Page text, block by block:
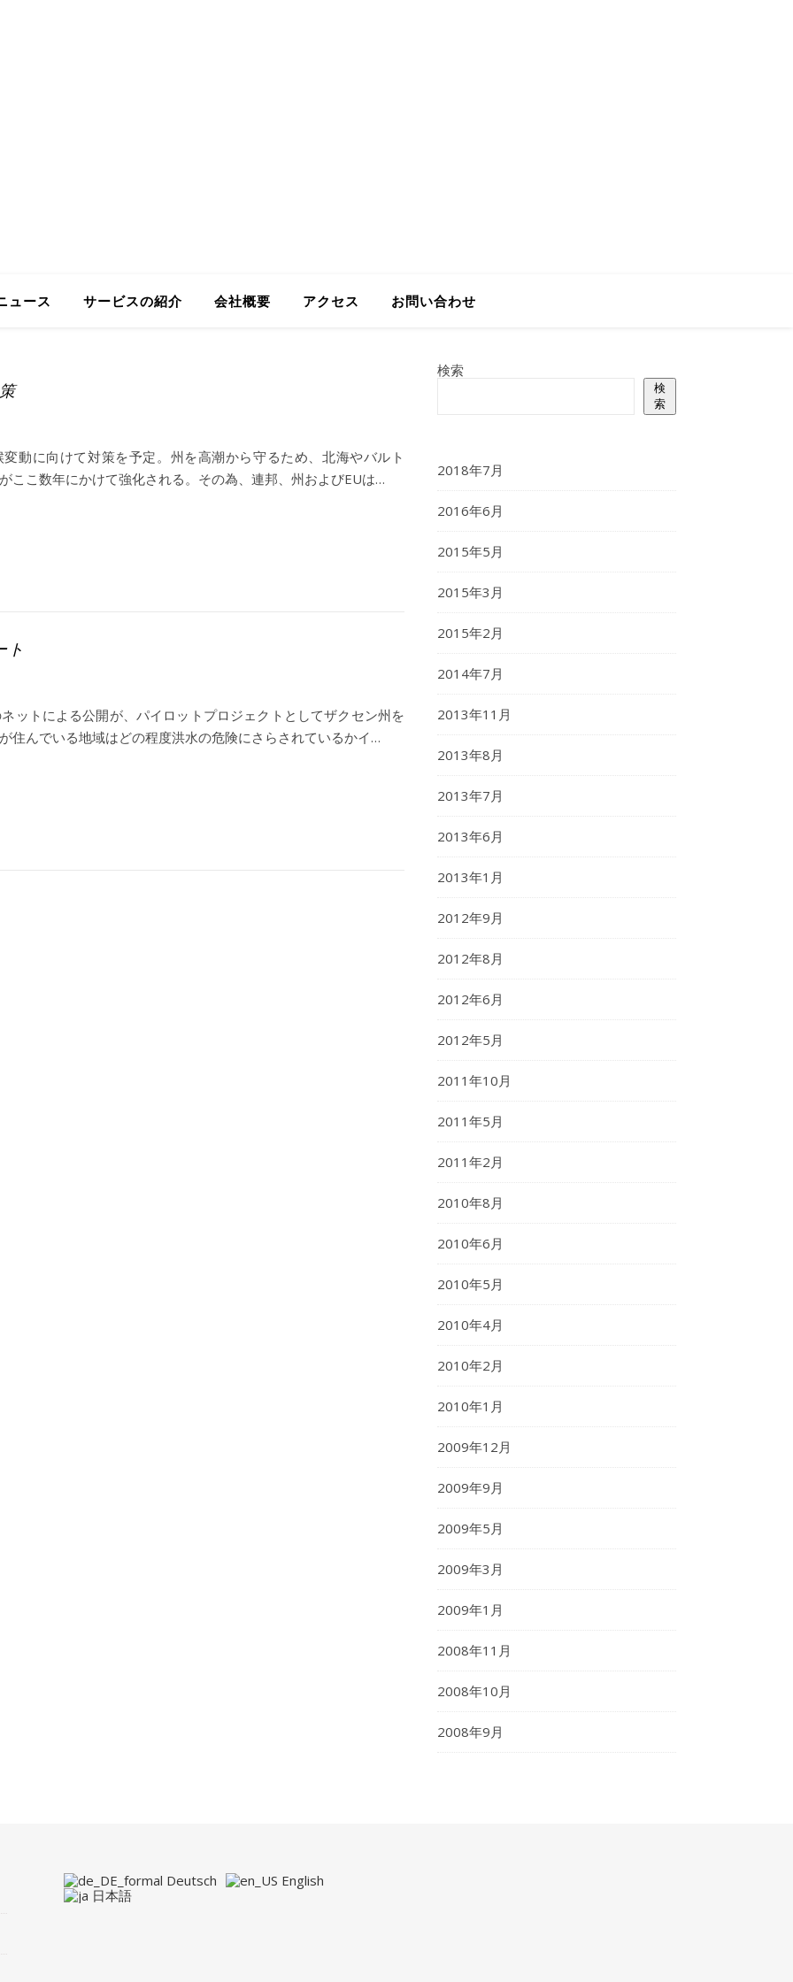
ュース サービスの紹介 会社概要 アクセス お問い合わせ
動に向けて対策を予定。州を高潮から守るため、北海やバルト
ここ数年にかけて強化される。その為、連邦、州およびEUは…
ト
ットによる公開が、パイロットプロジェクトとしてザクセン州を
住んでいる地域はどの程度洪水の危険にさらされているかイ…
検索
検
索
2018年7月
2016年6月
2015年5月
2015年3月
2015年2月
2014年7月
2013年11月
2013年8月
2013年7月
2013年6月
2013年1月
2012年9月
2012年8月
2012年6月
2012年5月
2011年10月
2011年5月
2011年2月
2010年8月
2010年6月
2010年5月
2010年4月
2010年2月
2010年1月
2009年12月
2009年9月
2009年5月
2009年3月
2009年1月
2008年11月
2008年10月
2008年9月
Deutsch
English
日本語